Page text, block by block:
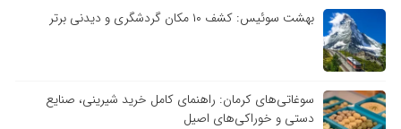
بهشت سوئیس: کشف ۱۰ مکان گردشگری و دیدنی برتر
سوغاتی‌های کرمان: راهنمای کامل خرید شیرینی، صنایع
دستی و خوراکی‌های اصیل